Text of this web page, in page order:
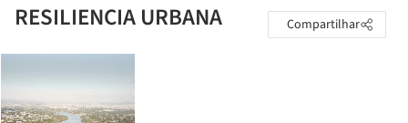
RESILIENCIA URBANA Compartilhar